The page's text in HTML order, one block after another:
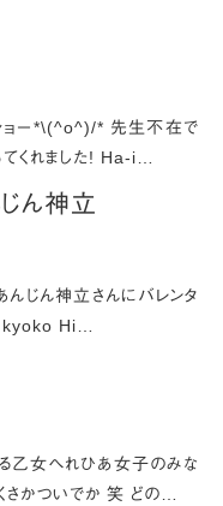
ョー*\(^o^)/* 先生不在で
くれました! Ha-i…
ん神立
んじん神立さんにバレンタ
kyoko Hi…
乙女へれひあ女子のみな
さかついでか 笑 どの…